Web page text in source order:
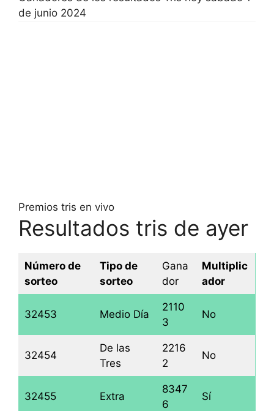
de junio 2024
Premios tris en vivo
Resultados tris de ayer
Número de
sorteo
Tipo de
sorteo
Gana
dor
Multiplic
ador
32453 Medio Día
2110
3
No
32454
De las
Tres
2216
2
No
32455 Extra
8347
6
Sí